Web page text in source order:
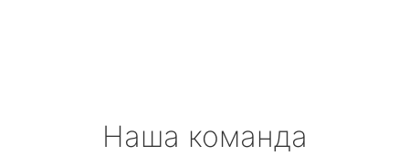
Наша команда